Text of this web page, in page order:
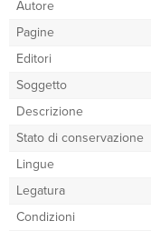
Autore
Pagine
Editori
Soggetto
Descrizione
Stato di conservazione
Lingue
Legatura
Condizioni